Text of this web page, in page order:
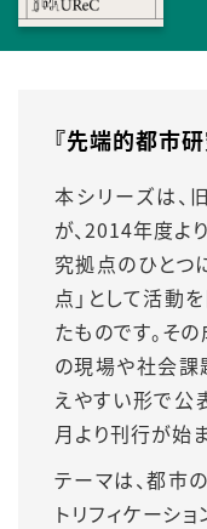
『先端的都市
本シリーズは、
が、2014年度よ
究拠点のひとつ
点」として活動
たものです。そ
の現場や社会
えやすい形で公
月より刊行が始
テーマは、都市
トリフィケーシ